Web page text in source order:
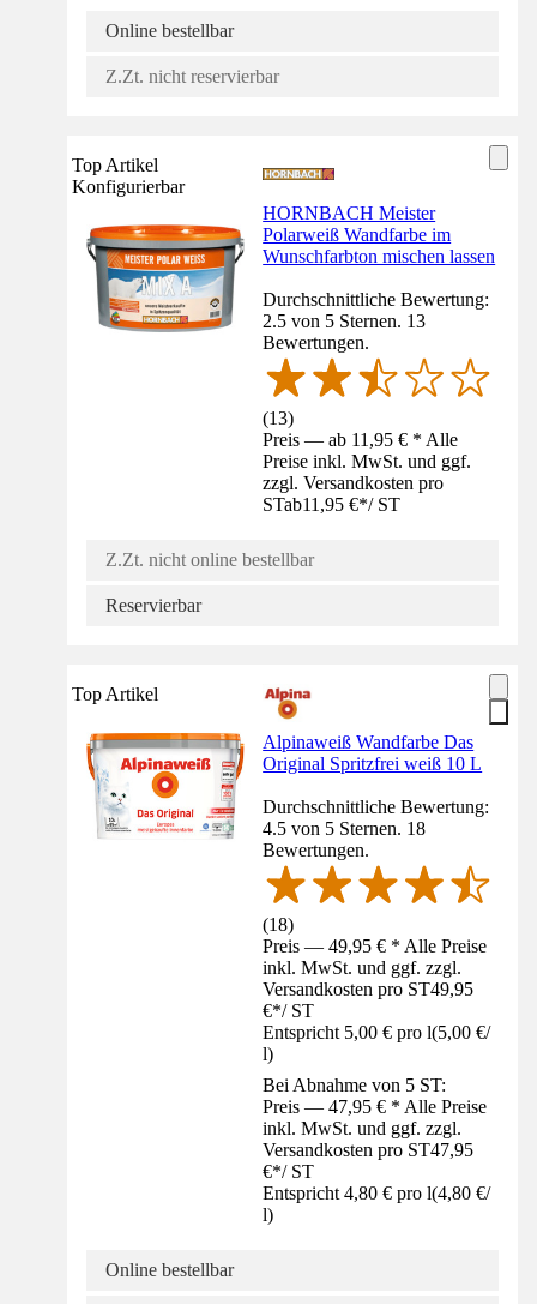
Online bestellbar
Z.Zt. nicht reservierbar
Top Artikel
Konfigurierbar
HORNBACH Meister
Polarweiß Wandfarbe im
Wunschfarbton mischen lassen
Durchschnittliche Bewertung:
2.5 von 5 Sternen. 13
Bewertungen.
(13)
Preis — ab 11,95 € * Alle
Preise inkl. MwSt. und ggf.
zzgl. Versandkosten pro
STab11,95 €*/ ST
Z.Zt. nicht online bestellbar
Reservierbar
Top Artikel
Alpinaweiß Wandfarbe Das
Original Spritzfrei weiß 10 L
Durchschnittliche Bewertung:
4.5 von 5 Sternen. 18
Bewertungen.
(18)
Preis — 49,95 € * Alle Preise
inkl. MwSt. und ggf. zzgl.
Versandkosten pro ST49,95
€*/ ST
Entspricht 5,00 € pro l(5,00 €/
l)
Bei Abnahme von 5 ST:
Preis — 47,95 € * Alle Preise
inkl. MwSt. und ggf. zzgl.
Versandkosten pro ST47,95
€*/ ST
Entspricht 4,80 € pro l(4,80 €/
l)
Online bestellbar